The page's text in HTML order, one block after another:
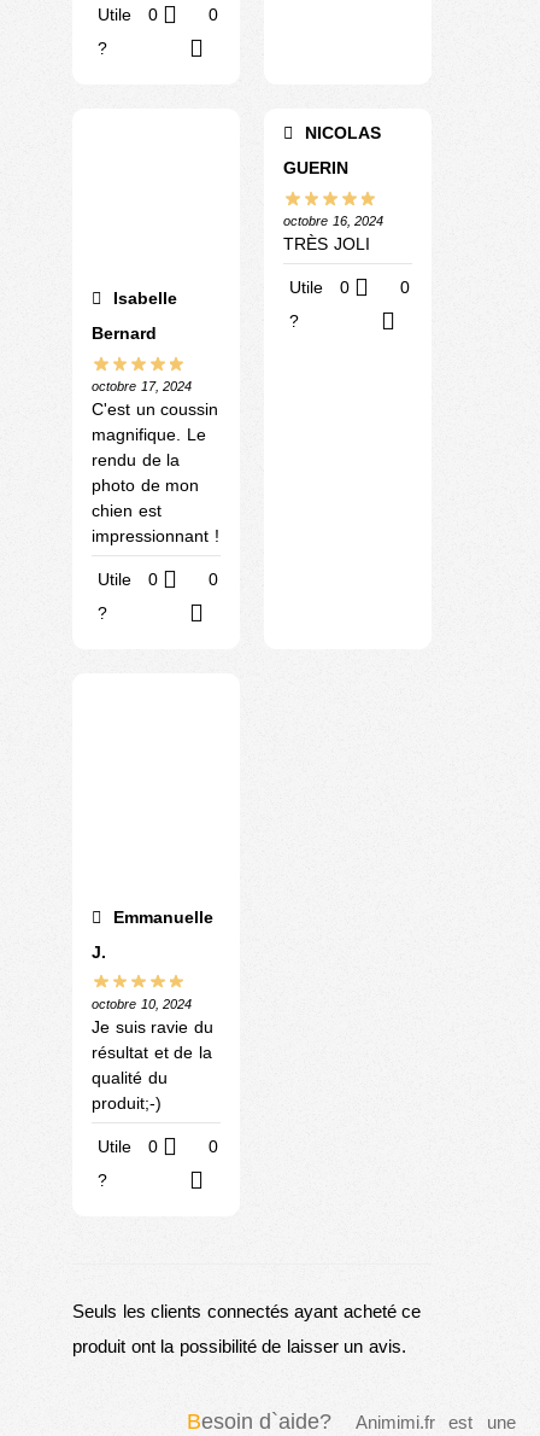
Utile
?
0 0
Isabelle
Bernard
octobre 17, 2024
C'est un coussin
magnifique. Le
rendu de la
photo de mon
chien est
impressionnant !
Utile
?
0 0
NICOLAS
GUERIN
octobre 16, 2024
TRÈS JOLI
Utile
?
0 0
Emmanuelle
J.
octobre 10, 2024
Je suis ravie du
résultat et de la
qualité du
produit;-)
Utile
?
0 0
Seuls les clients connectés ayant acheté ce
produit ont la possibilité de laisser un avis.
Besoin d`aide?
Animimi.fr est une